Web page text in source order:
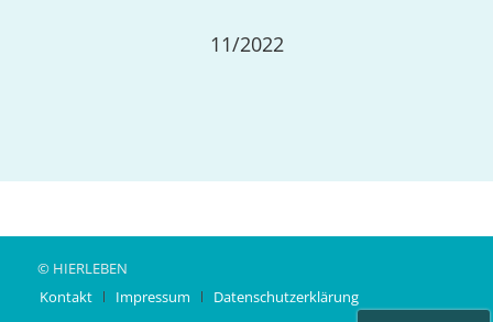
11/2022
© HIERLEBEN
Kontakt
Impressum Datenschutzerklärung